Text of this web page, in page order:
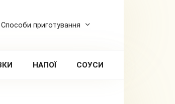
Способи приготування
НАПОЇ СОУСИ